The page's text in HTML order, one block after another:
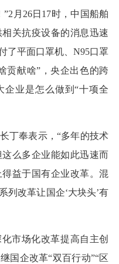
月26日17时，中国船舶
关抗疫设备的消息迅速
了平面口罩机、N95口罩
贡献啥”，央企出色的跨
企业是怎么做到“十项全
丁奉表示，“多年的技术
么多企业能如此迅速而
益于国有企业改革。混
列改革让国企‘大块头’有
市场化改革提高自主创
国企改革“双百行动”“区